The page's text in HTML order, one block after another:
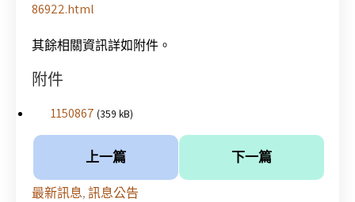
86922.html
其餘相關資訊詳如附件。
附件
1150867 (359 kB)
上一篇 下一篇
最新訊息,訊息公告